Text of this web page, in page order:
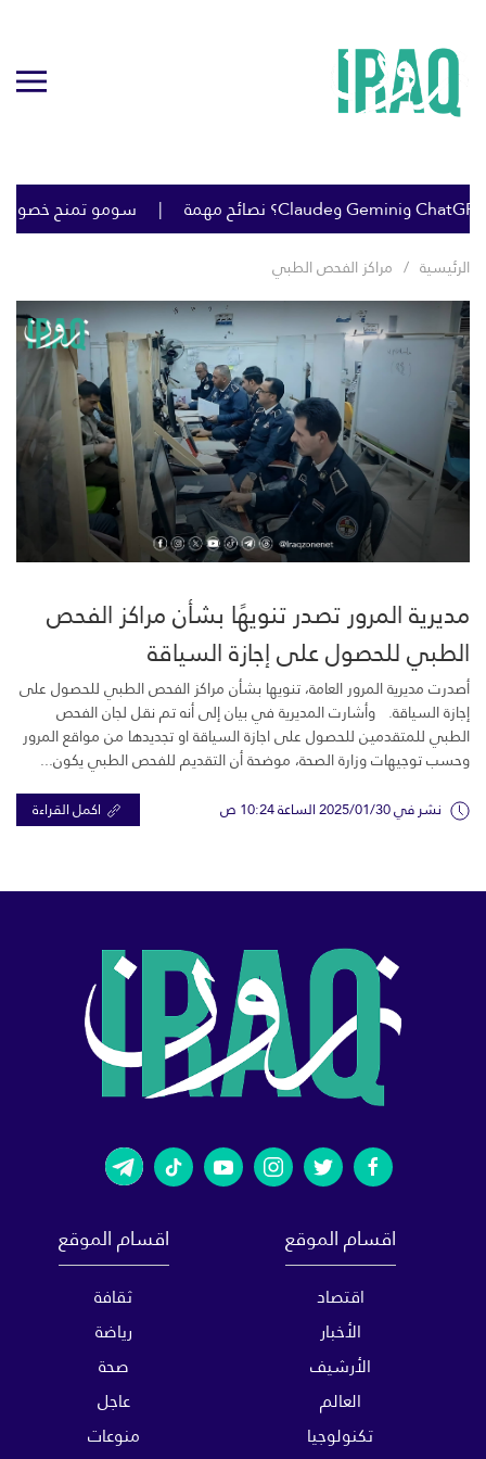
سومو تمنح خصومات
الرئيسية مراكز الفحص الطبي
مديرية المرور تصدر تنويهًا بشأن مراكز الفحص
الطبي للحصول على إجازة السياقة
أصدرت مديرية المرور العامة، تنويها بشأن مراكز الفحص الطبي للحصول على
إجازة السياقة. وأشارت المديرية في بيان إلى أنه تم نقل لجان الفحص
الطبي للمتقدمين للحصول على اجازة السياقة او تجديدها من مواقع المرور
وحسب توجيهات وزارة الصحة، موضحة أن التقديم للفحص الطبي يكون...
نشر في 2025/01/30 الساعة 10:24 ص اكمل القراءة
اقسام الموقع
اقتصاد
الأخبار
الأرشيف
العالم
تكنولوجيا
اقسام الموقع
ثقافة
رياضة
صحة
عاجل
منوعات